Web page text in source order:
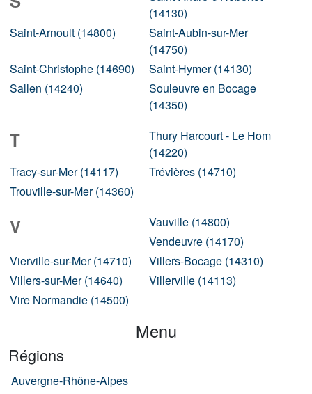
(14130)
Saint-Arnoult (14800)
Saint-Aubin-sur-Mer
(14750)
Saint-Christophe (14690)
Saint-Hymer (14130)
Sallen (14240)
Souleuvre en Bocage
(14350)
T
Thury Harcourt - Le Hom
(14220)
Tracy-sur-Mer (14117)
Trévières (14710)
Trouville-sur-Mer (14360)
V
Vauville (14800)
Vendeuvre (14170)
Vierville-sur-Mer (14710)
Villers-Bocage (14310)
Villers-sur-Mer (14640)
Villerville (14113)
Vire Normandie (14500)
Menu
Régions
Auvergne-Rhône-Alpes